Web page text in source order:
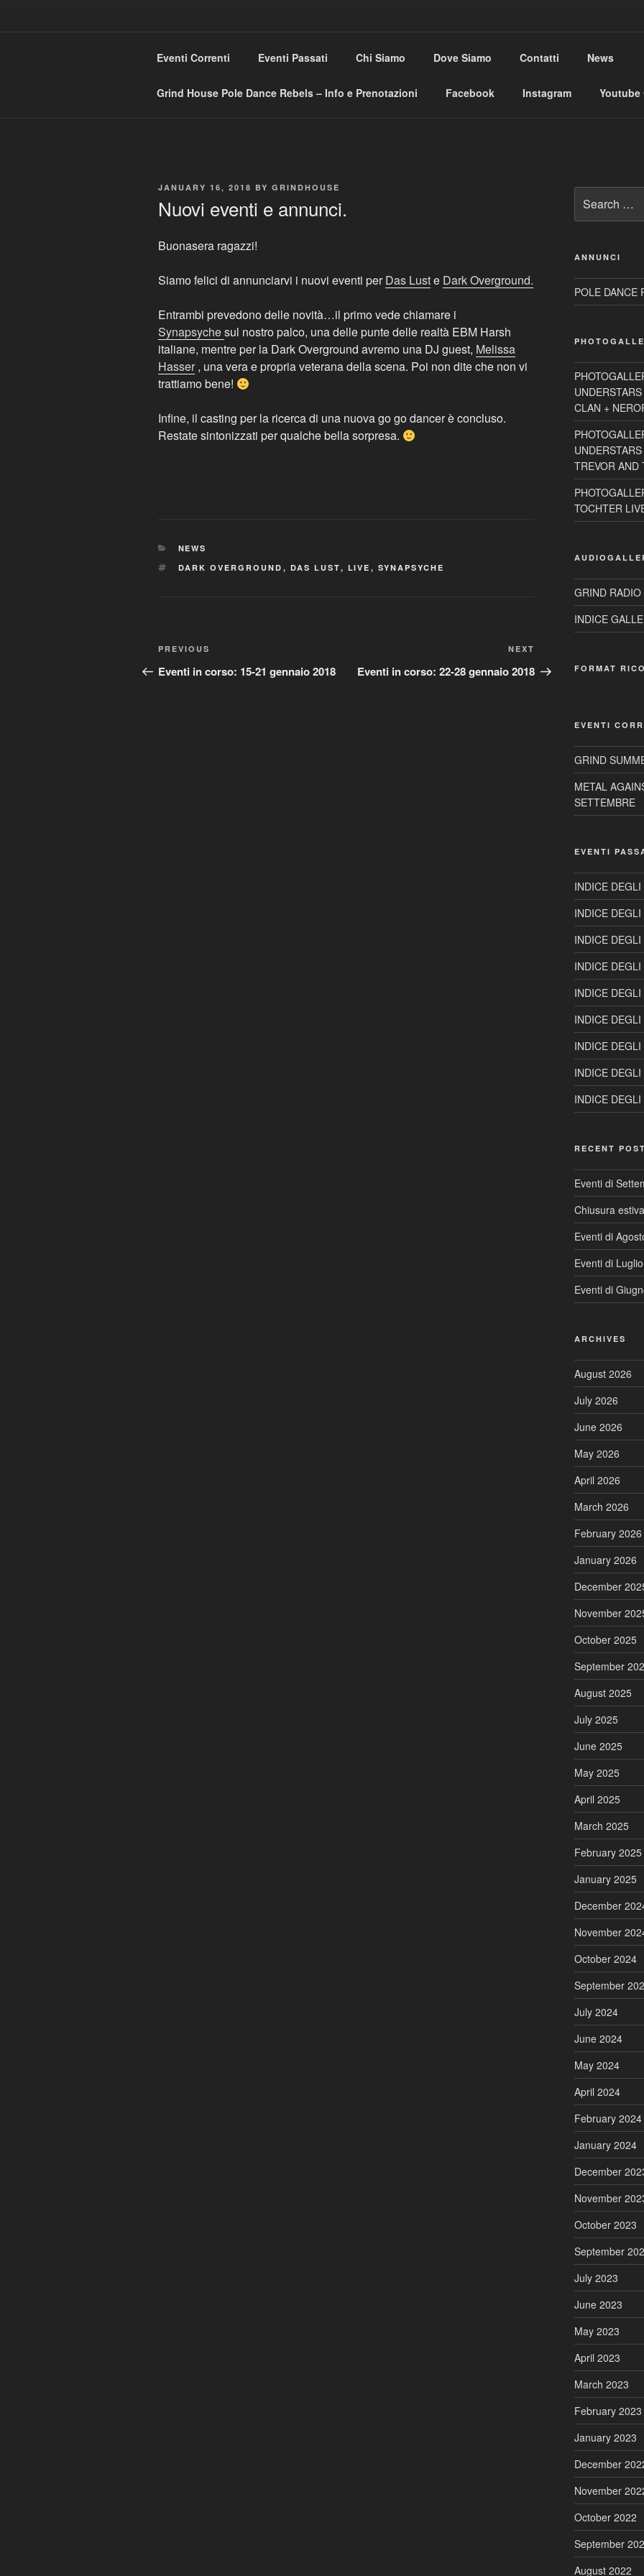
GRIND HOUSE CLUB
Eventi Correnti Eventi Passati Chi Siamo Dove Siamo Contatti News
Grind House Pole Dance Rebels – Info e Prenotazioni Facebook Instagram Youtube
POSTED
JANUARY 16, 2018 BY GRINDHOUSE
Nuovi eventi e annunci.
Buonasera ragazzi!
Siamo felici di annunciarvi i nuovi eventi perDas Luste Dark Overground.
Entrambi prevedono delle novità…il primo vede chiamare i
Synapsychesul nostro palco, una delle punte delle realtà EBM Harsh
italiane, mentre per la Dark Overground avremo una DJ guest, Melissa
Hasser , una vera e propria veterana della scena. Poi non dite che non vi
trattiamo bene!
Infine, il casting per la ricerca di una nuova go go dancer è concluso.
Restate sintonizzati per qualche bella sorpresa.
CATEGORIES
NEWS
TAGS
DARK OVERGROUND , DAS LUST, LIVE , SYNAPSYCHE
Post
navigation
Previous
Post
PREVIOUS
Eventi in corso: 15-21 gennaio 2018
Post
NEXT
Eventi in corso: 22-28 gennaio 2018
for:
ANNUNCI
POLE DANCE
CLAN +
TREVOR AND
TOCHTER
GRIND RADIO
INDICE
FORMAT
EVENTI
GRIND
METAL
SETTEMBRE
EVENTI
INDICE
INDICE
INDICE
INDICE
INDICE
INDICE
INDICE
INDICE
INDICE
RECENT
Eventi di
Chiusura
Eventi di
Eventi di
Eventi di
ARCHIVES
August 2026
July 2026
June 2026
May 2026
April 2026
March 2026
February 2026
January 2026
December
November
October 2025
September
August 2025
July 2025
June 2025
May 2025
April 2025
March 2025
February 2025
January 2025
December
November
October 2024
September
July 2024
June 2024
May 2024
April 2024
February 2024
January 2024
December
November
October 2023
September
July 2023
June 2023
May 2023
April 2023
March 2023
February 2023
January 2023
December
November
October 2022
September
August 2022